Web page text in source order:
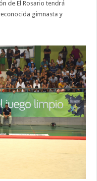
de El Rosario tendrá
gimnasta y